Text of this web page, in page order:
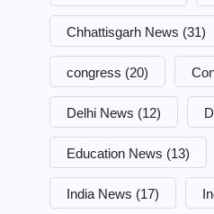
Chhattisgarh News (31)
congress (20)
Delhi News (12)
Education News (13)
India News (17)